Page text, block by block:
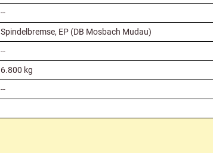
--
Spindelbremse, EP (DB Mosbach Mudau)
--
6.800 kg
--